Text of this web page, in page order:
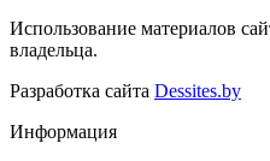
Использование материалов
владельца.
Разработка сайта Dessites.by
Информация